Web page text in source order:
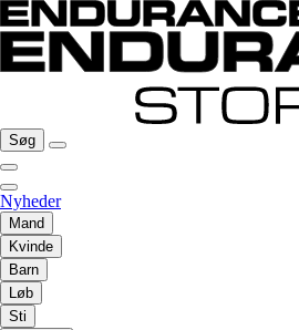
Søg
Nyheder
Mand
Kvinde
Barn
Løb
Sti